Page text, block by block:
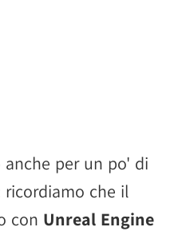
anche per un po' di
ricordiamo che il
con Unreal Engine